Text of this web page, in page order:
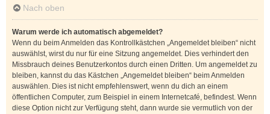
Nach oben
Warum werde ich automatisch abgemeldet?
Wenn du beim Anmelden das Kontrollkästchen „Angemeldet bleiben“ nicht
auswählst, wirst du nur für eine Sitzung angemeldet. Dies verhindert den
Missbrauch deines Benutzerkontos durch einen Dritten. Um angemeldet zu
bleiben, kannst du das Kästchen „Angemeldet bleiben“ beim Anmelden
auswählen. Dies ist nicht empfehlenswert, wenn du dich an einem
öffentlichen Computer, zum Beispiel in einem Internetcafé, befindest. Wenn
diese Option nicht zur Verfügung steht, dann wurde sie vermutlich von der